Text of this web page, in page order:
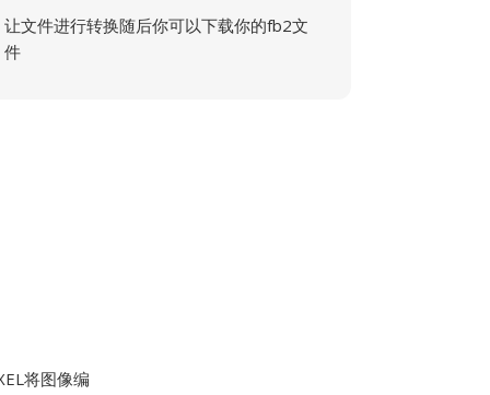
让文件进行转换随后你可以下载你的fb2文
件
将图像编